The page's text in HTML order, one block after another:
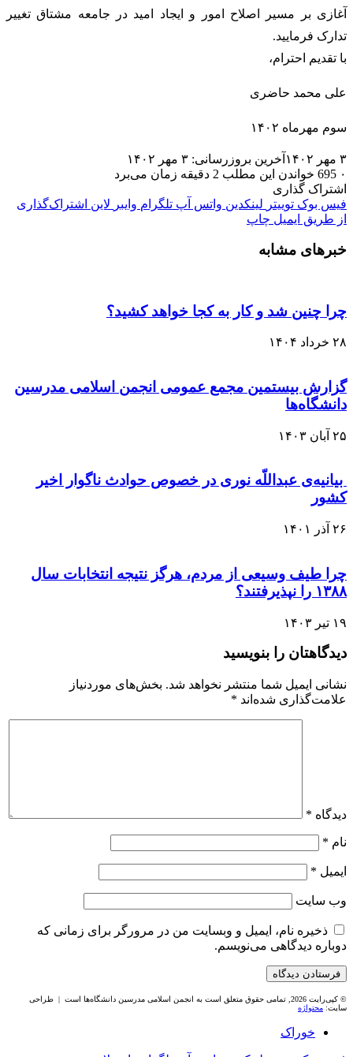
آغازی بر مسیر اصلاح امور و ایجاد امید در جامعه مشتاق تغییر
تدارک فرمایید.
با تقدیم احترام،
علی محمد حاضری
سوم مهرماه ۱۴۰۲
۳ مهر ۱۴۰۲
آخرین بروزرسانی: ۳ مهر ۱۴۰۲
۰
خواندن این مطلب 2 دقیقه زمان می‌برد
اشتراک گذاری
فیس بوک توییتر لینکدین واتس آپ تلگرام وایبر لاین اشتراک‌گذاری
از طریق ایمیل چاپ
خبرهای مشابه
چرا چنین شد و کار به کجا خواهد کشید؟
۲۸ خرداد ۱۴۰۴
گزارش بیستمین مجمع عمومی انجمن اسلامی مدرسین
دانشگاه‌ها
۲۵ آبان ۱۴۰۳
بیانیه‌ی عبداللّه نوری در خصوص حوادث ناگوار اخیر
کشور
۲۶ آذر ۱۴۰۱
چرا طیف وسیعی از مردم، هرگز نتیجه انتخابات سال
۱۳۸۸ را نپذیرفتند؟
۱۹ تیر ۱۴۰۳
دیدگاهتان را بنویسید
نشانی ایمیل شما منتشر نخواهد شد. بخش‌های موردنیاز
علامت‌گذاری شده‌اند *
دیدگاه *
نام *
ایمیل *
وب‌ سایت
ذخیره نام، ایمیل و وبسایت من در مرورگر برای زمانی که
دوباره دیدگاهی می‌نویسم.
© کپی‌رایت 2026, تمامی حقوق متعلق است به انجمن اسلامی مدرسین دانشگاه‌ها است | طراحی
سایت: محتواژه
خوراک